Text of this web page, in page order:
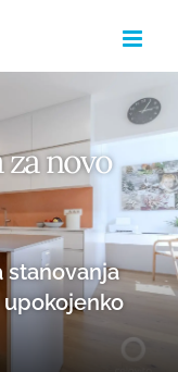
za novo
stanovanja